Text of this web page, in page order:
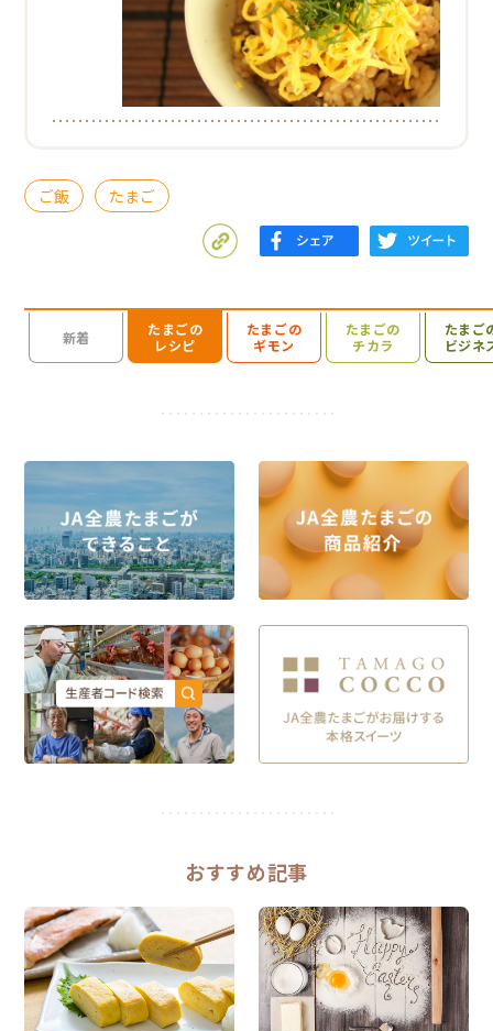
ご飯 たまご
新着
たまごの
レシピ
たまごの
ギモン
たまごの
チカラ
たまご
ビジネ
検索を開く
おすすめ記事